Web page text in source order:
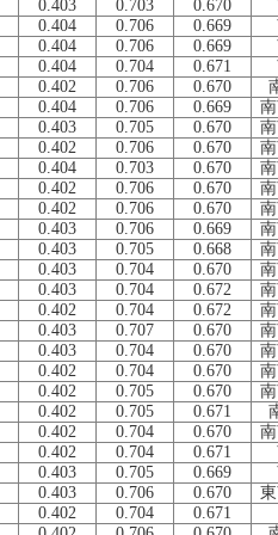
0.403 0.703 0.670
0.404 0.706 0.669
0.404 0.706 0.669
0.404 0.704 0.671
0.402 0.706 0.670
0.404 0.706 0.669
0.403 0.705 0.670
0.402 0.706 0.670
0.404 0.703 0.670
0.402 0.706 0.670
0.402 0.706 0.670
0.403 0.706 0.669
0.403 0.705 0.668
0.403 0.704 0.670
0.403 0.704 0.672
0.402 0.704 0.672
0.403 0.707 0.670
0.403 0.704 0.670
0.402 0.704 0.670
0.402 0.705 0.670
0.402 0.705 0.671
0.402 0.704 0.670
0.402 0.704 0.671
0.403 0.705 0.669
0.403 0.706 0.670
0.402 0.704
0.671